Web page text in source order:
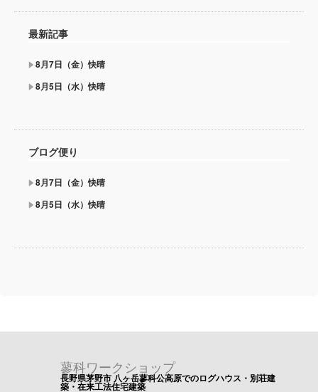
最新記事
8月7日（金）快晴
8月5日（水）快晴
ブログ便り
8月7日（金）快晴
8月5日（水）快晴
蓼科ワークショップ
長野県茅野市 八ヶ岳蓼科公高原でのログハウス・別荘建
築・在来工法住宅建築